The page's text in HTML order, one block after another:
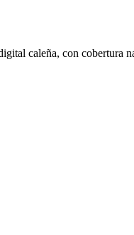
caleña, con cobertura